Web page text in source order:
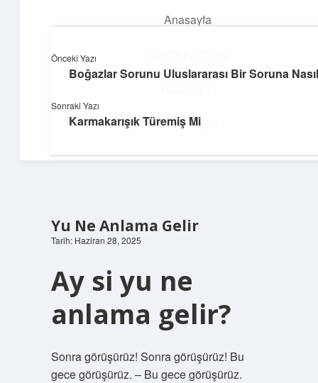
Anasayfa
Hakkımızda
Dijital Dünya Günlüğü
Yu Ne Anlama Gelir
Tarih: Haziran 28, 2025
Ay si yu ne
anlama gelir?
Sonra görüşürüz! Sonra görüşürüz! Bu
gece görüşürüz. – Bu gece görüşürüz.
Önceki Yazı
Boğazlar Sorunu Uluslararası Bir Soruna
Sonraki Yazı
Karmakarışık Türemiş Mi